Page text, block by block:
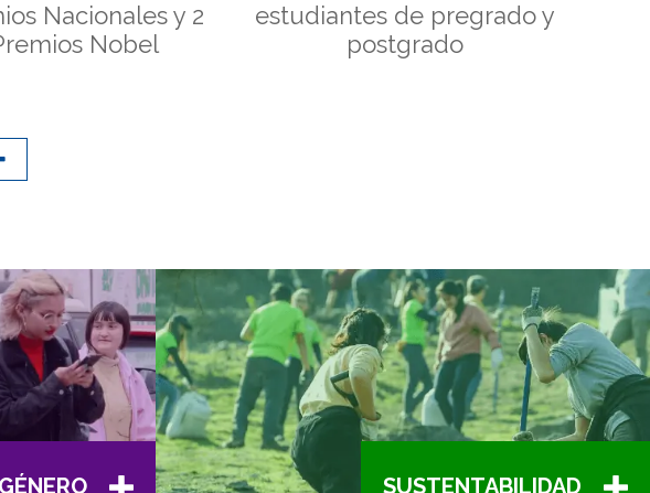
Nacionales y 2
Nobel
estudiantes de pregrado y
postgrado
SUSTENTABILIDAD